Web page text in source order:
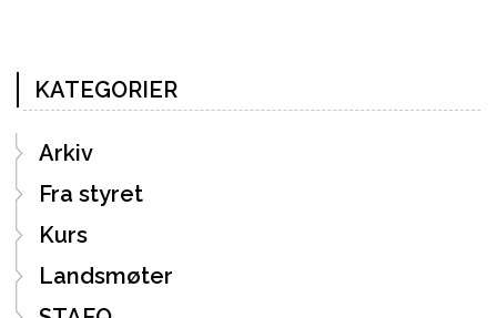
KATEGORIER
Arkiv
Fra styret
Kurs
Landsmøter